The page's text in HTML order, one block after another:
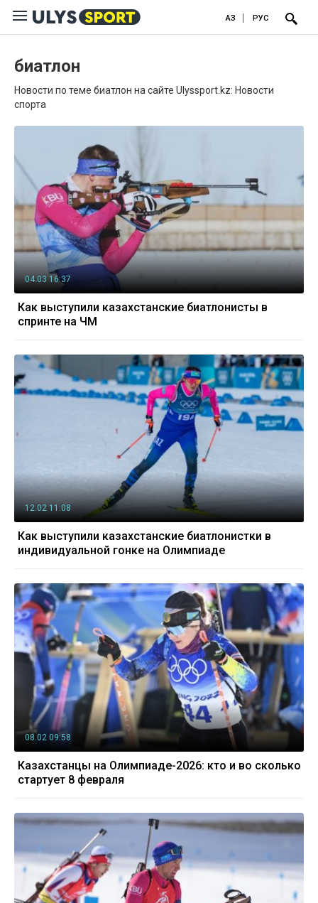
ҚАЗ РУС
биатлон
Новости по теме биатлон на сайте Ulyssport.kz: Новости
спорта
04.03 16:37
Как выступили казахстанские биатлонисты в
спринте на ЧМ
12.02 11:08
Как выступили казахстанские биатлонистки в
индивидуальной гонке на Олимпиаде
08.02 09:58
Казахстанцы на Олимпиаде-2026: кто и во сколько
стартует 8 февраля